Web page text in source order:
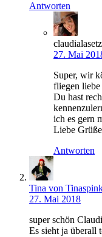
Antworten
27. Mai
Super, wir
fliegen liebe
Du hast
ich es gern
Liebe
Antworten
Tina von
27. Mai 2018
super schön
Es sieht ja überall